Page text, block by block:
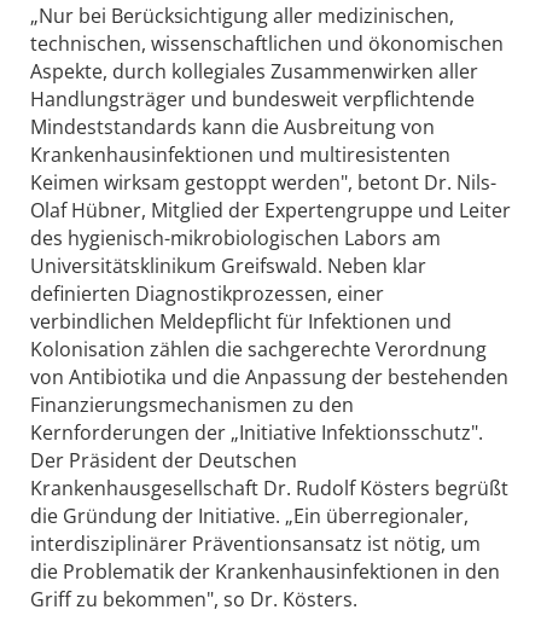
„Nur bei Berücksichtigung aller medizinischen,
technischen, wissenschaftlichen und ökonomischen
Aspekte, durch kollegiales Zusammenwirken aller
Handlungsträger und bundesweit verpflichtende
Mindeststandards kann die Ausbreitung von
Krankenhausinfektionen und multiresistenten
Keimen wirksam gestoppt werden", betont Dr. Nils-
Olaf Hübner, Mitglied der Expertengruppe und Leiter
des hygienisch-mikrobiologischen Labors am
Universitätsklinikum Greifswald. Neben klar
definierten Diagnostikprozessen, einer
verbindlichen Meldepflicht für Infektionen und
Kolonisation zählen die sachgerechte Verordnung
von Antibiotika und die Anpassung der bestehenden
Finanzierungsmechanismen zu den
Kernforderungen der „Initiative Infektionsschutz".
Der Präsident der Deutschen
Krankenhausgesellschaft Dr. Rudolf Kösters begrüßt
die Gründung der Initiative. „Ein überregionaler,
interdisziplinärer Präventionsansatz ist nötig, um
die Problematik der Krankenhausinfektionen in den
Griff zu bekommen", so Dr. Kösters.